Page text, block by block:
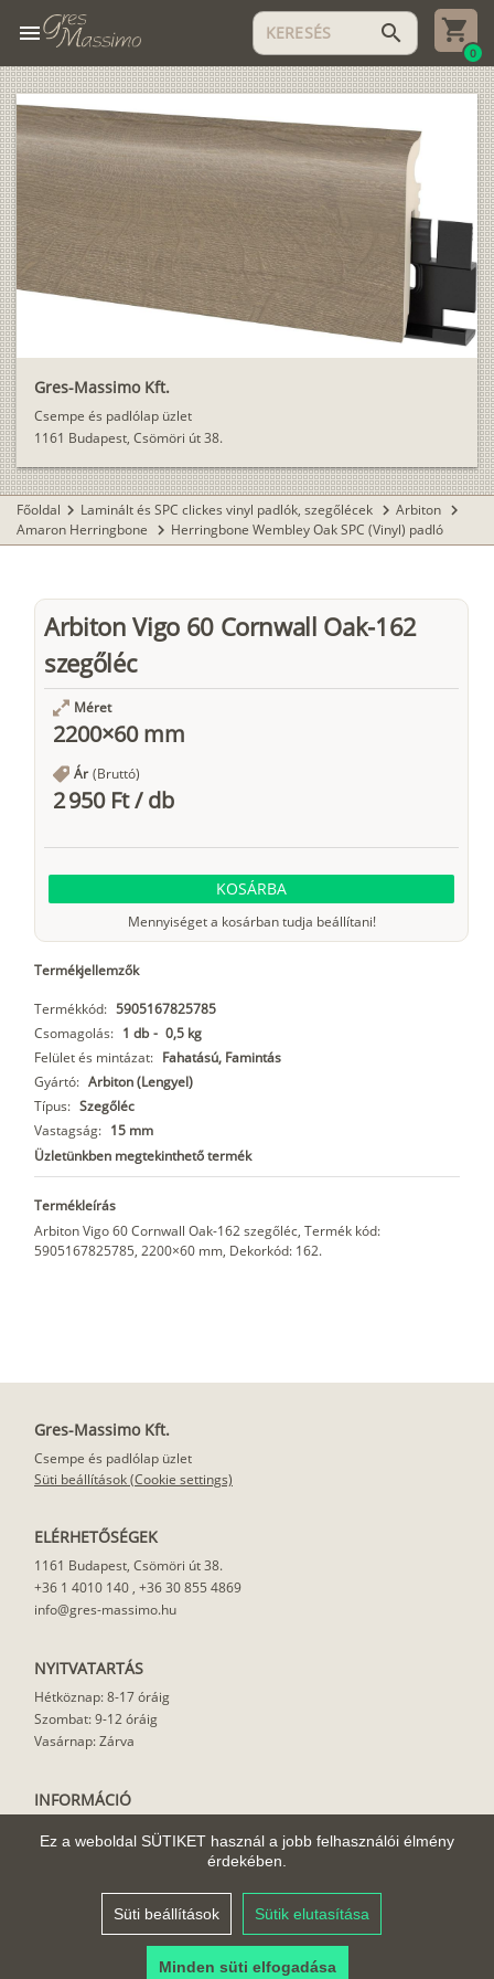
Ez a weboldal SÜTIKET használ a jobb felhasználói élmény
érdekében.
Süti beállítások Sütik elutasítása
Minden süti elfogadása
menu search
0
Gres-Massimo Kft.
Csempe és padlólap üzlet
1161 Budapest, Csömöri út 38.
Főoldal chevron_right Laminált és SPC clickes vinyl padlók, szegőlécek chevron_right Arbiton chevron_right
Amaron Herringbone chevron_right Herringbone Wembley Oak SPC (Vinyl) padló
Arbiton Vigo 60 Cornwall Oak-162
szegőléc
Méret
2200×60 mm
Ár (Bruttó)
2 950 Ft/db
KOSÁRBA
Mennyiséget a kosárban tudja beállítani!
Termékjellemzők
Termékkód: 5905167825785
Csomagolás: 1 db - 0,5 kg
Felület és mintázat: Fahatású, Famintás
Gyártó: Arbiton (Lengyel)
Típus: Szegőléc
Vastagság: 15 mm
Üzletünkben megtekinthető termék
Termékleírás
Arbiton Vigo 60 Cornwall Oak-162 szegőléc, Termék kód:
5905167825785, 2200×60 mm, Dekorkód: 162.
Gres-Massimo Kft.
Csempe és padlólap üzlet
Süti beállítások (Cookie settings)
ELÉRHETŐSÉGEK
1161 Budapest, Csömöri út 38.
+36 1 4010 140, +36 30 855 4869
info@gres-massimo.hu
NYITVATARTÁS
Hétköznap: 8-17 óráig
Szombat: 9-12 óráig
Vasárnap: Zárva
INFORMÁCIÓ
Felhasználási javaslat